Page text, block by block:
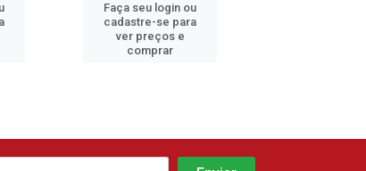
Faça seu login ou
cadastre-se para
ver preços e
comprar